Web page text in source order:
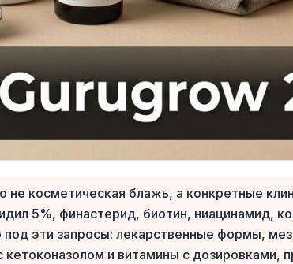
косметическая блажь, а конкретные
5%, финастерид, биотин, ниацинамид,
эти запросы: лекарственные формы,
и витамины с дозировками,